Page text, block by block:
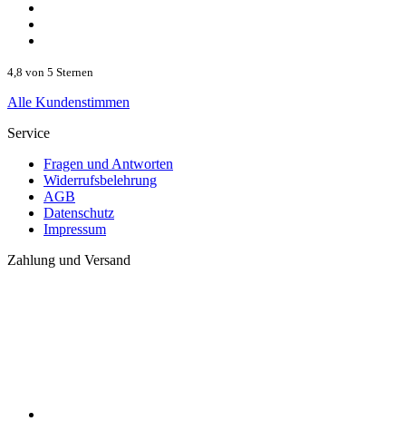
4,8 von 5 Sternen
Alle Kundenstimmen
Service
Fragen und Antworten
Widerrufsbelehrung
AGB
Datenschutz
Impressum
Zahlung und Versand